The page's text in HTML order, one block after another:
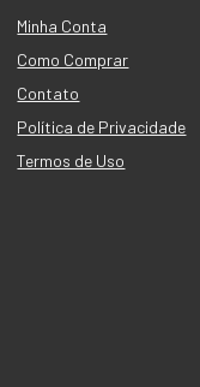
Minha Conta
Como Comprar
Contato
Política de Privacidade
Termos de Uso